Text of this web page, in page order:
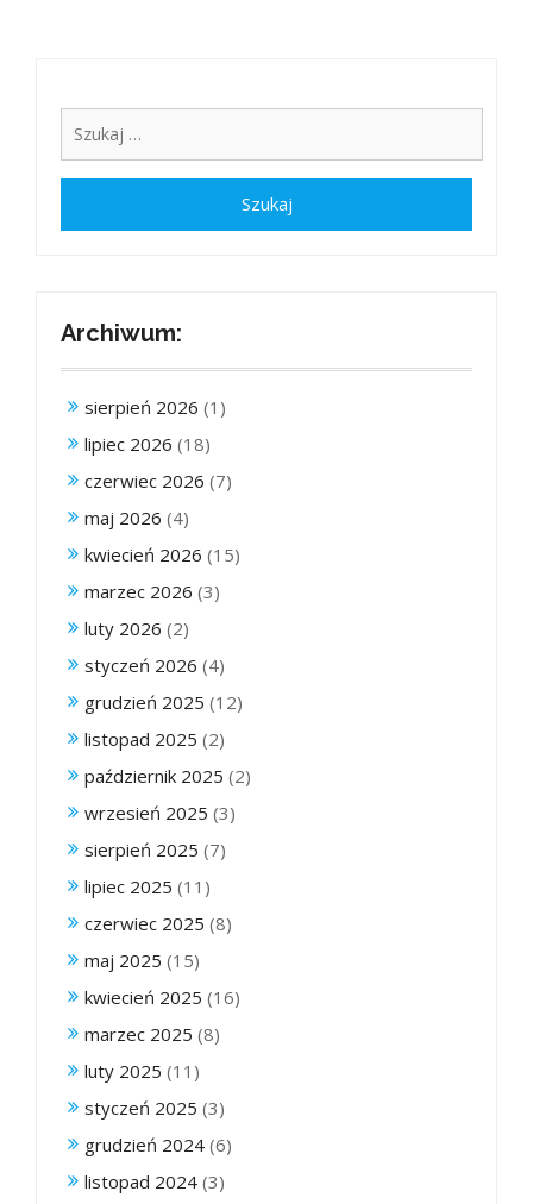
Archiwum:
sierpień 2026 (1)
lipiec 2026 (18)
czerwiec 2026 (7)
maj 2026 (4)
kwiecień 2026 (15)
marzec 2026 (3)
luty 2026 (2)
styczeń 2026 (4)
grudzień 2025 (12)
listopad 2025 (2)
październik 2025 (2)
wrzesień 2025 (3)
sierpień 2025 (7)
lipiec 2025 (11)
czerwiec 2025 (8)
maj 2025 (15)
kwiecień 2025 (16)
marzec 2025 (8)
luty 2025 (11)
styczeń 2025 (3)
grudzień 2024 (6)
listopad 2024 (3)